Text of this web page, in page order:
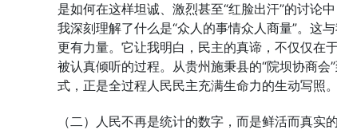
是如何在这样坦诚、激烈甚至“红脸出汗”的讨论
我深刻理解了什么是“众人的事情众人商量”。这
更有力量。它让我明白，民主的真谛，不仅仅在
被认真倾听的过程。从贵州施秉县的“院坝协商
式，正是全过程人民民主充满生命力的生动写照。
（二）人民不再是统计的数字，而是鲜活而真实